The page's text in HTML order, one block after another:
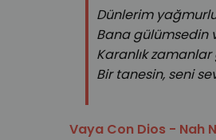
Dünlerim
Bana gülümsedin
Karanlık zamanlar
Bir tanesin, seni
Vaya Con Dios - Nah